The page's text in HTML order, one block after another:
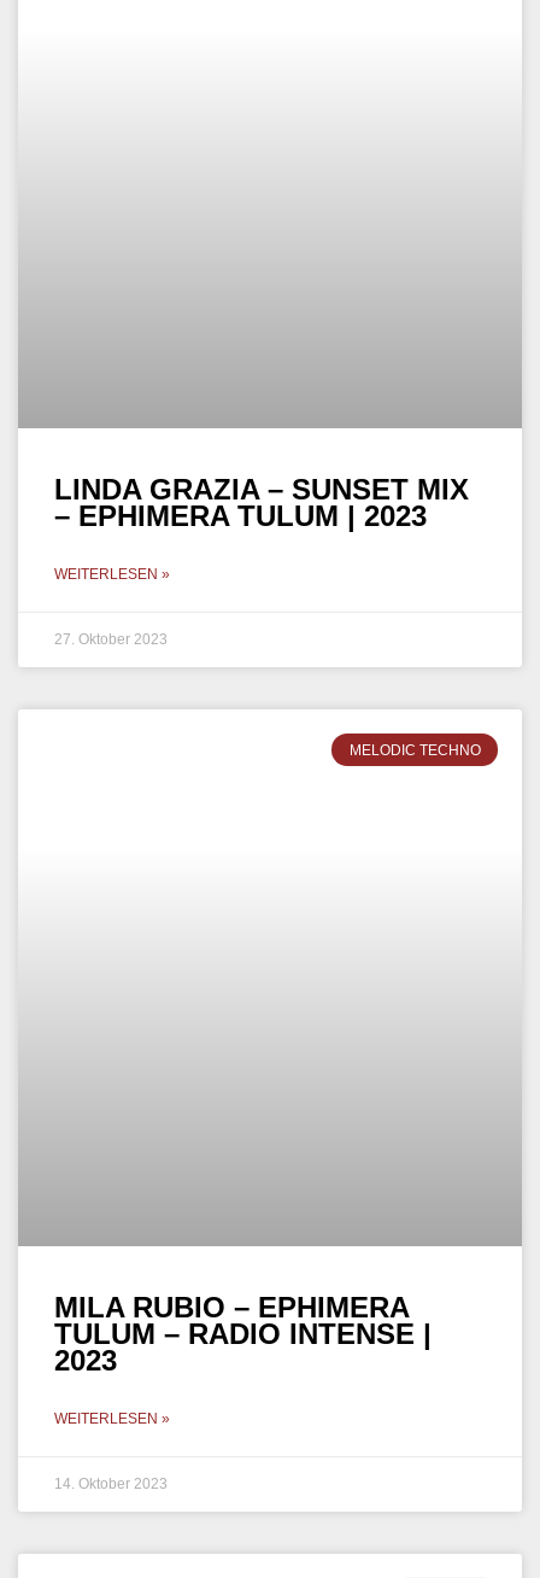
LINDA GRAZIA – SUNSET MIX
– EPHIMERA TULUM | 2023
WEITERLESEN »
27. Oktober 2023
MELODIC TECHNO
MILA RUBIO – EPHIMERA
TULUM – RADIO INTENSE |
2023
WEITERLESEN »
14. Oktober 2023